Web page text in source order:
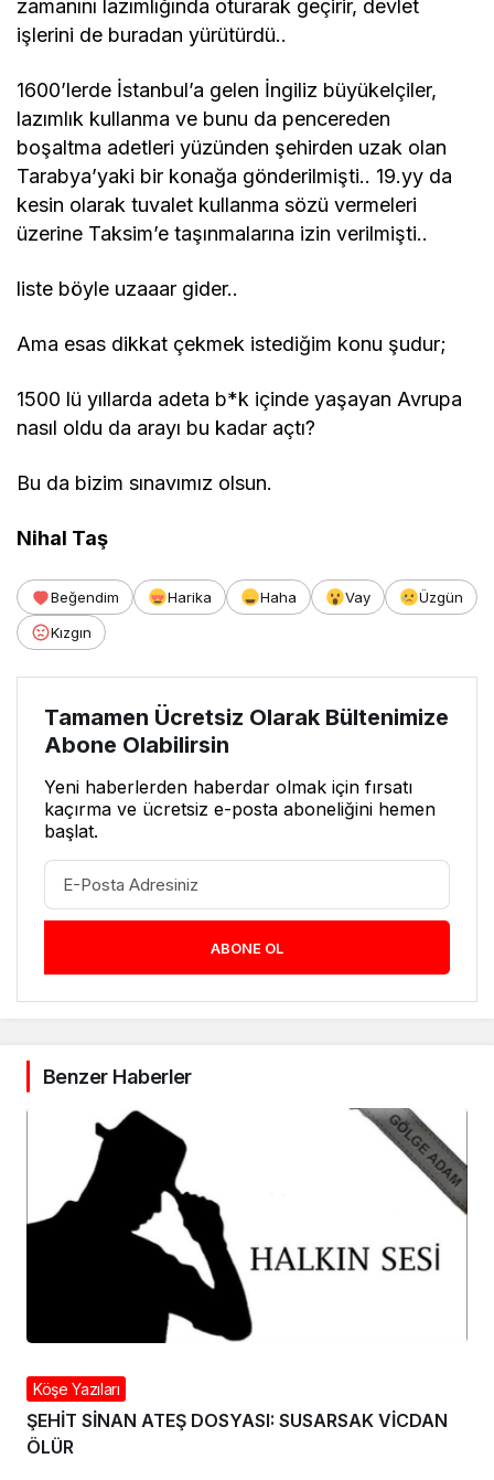
zamanını lazımlığında oturarak geçirir, devlet
işlerini de buradan yürütürdü..
1600’lerde İstanbul’a gelen İngiliz büyükelçiler,
lazımlık kullanma ve bunu da pencereden
boşaltma adetleri yüzünden şehirden uzak olan
Tarabya’yaki bir konağa gönderilmişti.. 19.yy da
kesin olarak tuvalet kullanma sözü vermeleri
üzerine Taksim’e taşınmalarına izin verilmişti..
liste böyle uzaaar gider..
Ama esas dikkat çekmek istediğim konu şudur;
1500 lü yıllarda adeta b*k içinde yaşayan Avrupa
nasıl oldu da arayı bu kadar açtı?
Bu da bizim sınavımız olsun.
Nihal Taş
Beğendim Harika Haha Vay
Üzgün
Kızgın
Tamamen Ücretsiz Olarak Bültenimize
Abone Olabilirsin
Yeni haberlerden haberdar olmak için fırsatı
kaçırma ve ücretsiz e-posta aboneliğini hemen
başlat.
ABONE OL
Benzer Haberler
Köşe Yazıları
ŞEHİT SİNAN ATEŞ DOSYASI: SUSARSAK VİCDAN
ÖLÜR